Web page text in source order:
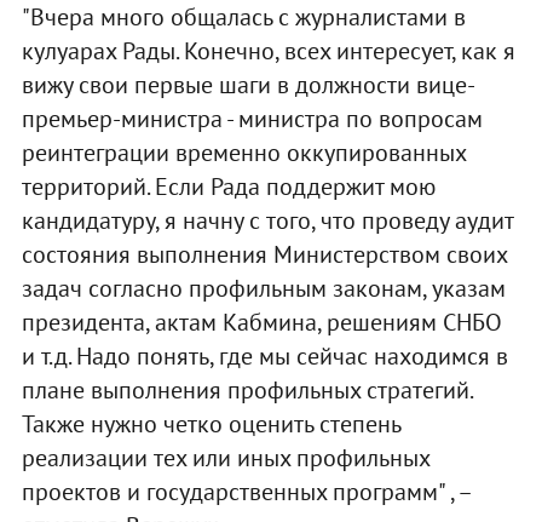
"Вчера много общалась с журналистами в
кулуарах Рады. Конечно, всех интересует, как я
вижу свои первые шаги в должности вице-
премьер-министра - министра по вопросам
реинтеграции временно оккупированных
территорий. Если Рада поддержит мою
кандидатуру, я начну с того, что проведу аудит
состояния выполнения Министерством своих
задач согласно профильным законам, указам
президента, актам Кабмина, решениям СНБО
и т.д. Надо понять, где мы сейчас находимся в
плане выполнения профильных стратегий.
Также нужно четко оценить степень
реализации тех или иных профильных
проектов и государственных программ" , –